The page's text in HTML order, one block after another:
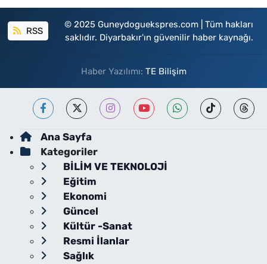
RSS
© 2025 Guneydoguekspres.com | Tüm hakları
saklıdır. Diyarbakır'ın güvenilir haber kaynağı.
Haber Yazılımı: TE Bilişim
Ana Sayfa
Kategoriler
BİLİM VE TEKNOLOJİ
Eğitim
Ekonomi
Güncel
Kültür -Sanat
Resmi İlanlar
Sağlık